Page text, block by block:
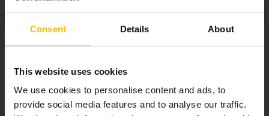
Consent Details About
This website uses cookies
We use cookies to personalise content and ads, to
provide social media features and to analyse our traffic.